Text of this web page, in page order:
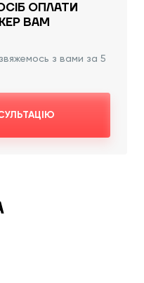
ОПЛАТИ
ВАМ
з вами за 5